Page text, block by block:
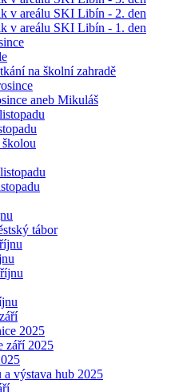
v areálu SKI Libín - 2. den
v areálu SKI Libín - 1. den
na školní zahradě
aneb Mikuláš
tábor
2025
září 2025
výstava hub 2025